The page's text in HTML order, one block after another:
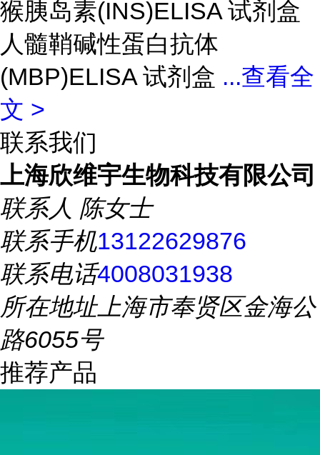
猴胰岛素(INS)ELISA 试剂盒
人髓鞘碱性蛋白抗体
(MBP)ELISA 试剂盒 ...查看全
文 >
联系我们
上海欣维宇生物科技有限公司
联系人 陈女士
联系手机13122629876
联系电话4008031938
所在地址上海市奉贤区金海公
路6055号
推荐产品